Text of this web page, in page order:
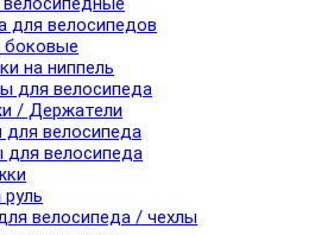
для велосипедов
боковые
на ниппель
для велосипеда
/ Держатели
для велосипеда
для велосипеда
руль
велосипеда / чехлы